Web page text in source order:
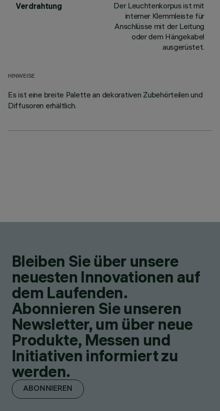
Verdrahtung
Der Leuchtenkorpus ist mit
interner Klemmleiste für
Anschlüsse mit der Leitung
oder dem Hängekabel
ausgerüstet.
HINWEISE
Es ist eine breite Palette an dekorativen Zubehörteilen und
Diffusoren erhältlich.
Bleiben Sie über unsere
neuesten Innovationen auf
dem Laufenden.
Abonnieren Sie unseren
Newsletter, um über neue
Produkte, Messen und
Initiativen informiert zu
werden.
ABONNIEREN